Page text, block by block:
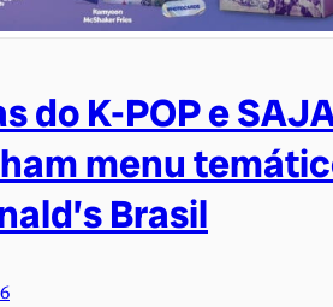
do K-POP e
menu
Brasil